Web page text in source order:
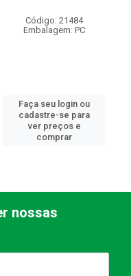
Código: 21484
Embalagem: PC
Faça seu login ou
cadastre-se para
ver preços e
comprar
nossas